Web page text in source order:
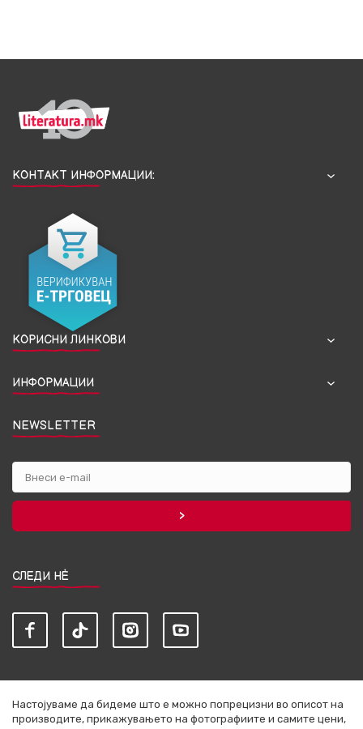
КОНТАКТ ИНФОРМАЦИИ:
КОРИСНИ ЛИНКОВИ
ИНФОРМАЦИИ
NEWSLETTER
СЛЕДИ НЀ
Настојуваме да бидеме што е можно попрецизни во описот на
производите, прикажувањето на фотографиите и самите цени,